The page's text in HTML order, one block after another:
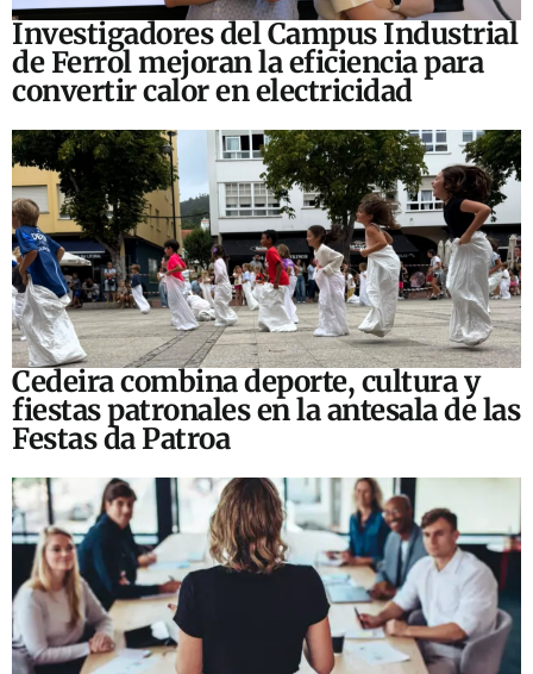
Investigadores del Campus Industrial
de Ferrol mejoran la eficiencia para
convertir calor en electricidad
Cedeira combina deporte, cultura y
fiestas patronales en la antesala de las
Festas da Patroa